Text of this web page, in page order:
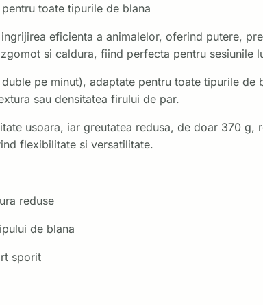
toate tipurile de blana
eficienta a animalelor, oferind putere,
si caldura, fiind perfecta pentru sesiunile
pe minut), adaptate pentru toate tipurile de
sau densitatea firului de par.
usoara, iar greutatea redusa, de doar 370 g,
flexibilitate si versatilitate.
reduse
de blana
sporit